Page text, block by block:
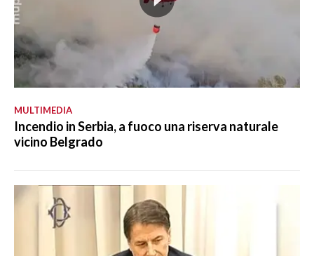
MULTIMEDIA
Incendio in Serbia, a fuoco una riserva naturale
vicino Belgrado